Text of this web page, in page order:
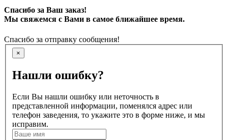
Спасибо за Ваш заказ!
Мы свяжемся с Вами в самое ближайшее время.
Спасибо за отправку сообщения!
×
Нашли ошибку?
Если Вы нашли ошибку или неточность в
представленной информации, поменялся адрес или
телефон заведения, то укажите это в форме ниже, и мы
исправим.